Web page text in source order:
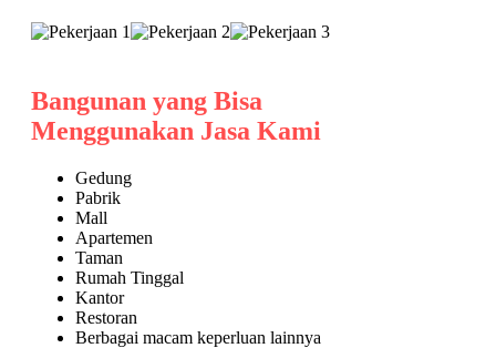
Bangunan yang Bisa
Menggunakan Jasa Kami
Gedung
Pabrik
Mall
Apartemen
Taman
Rumah Tinggal
Kantor
Restoran
Berbagai macam keperluan lainnya